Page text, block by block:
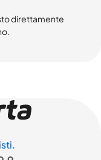
direttamente